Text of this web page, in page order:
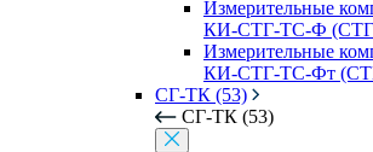
Измерительные
КИ-СТГ-ТС-Ф
Измерительные
КИ-СТГ-ТС-Фт
СГ-ТК (53)
СГ-ТК (53)